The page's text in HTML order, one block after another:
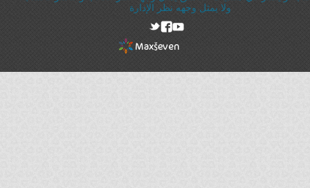
ولا يمثل وجهه نظر الإدارة